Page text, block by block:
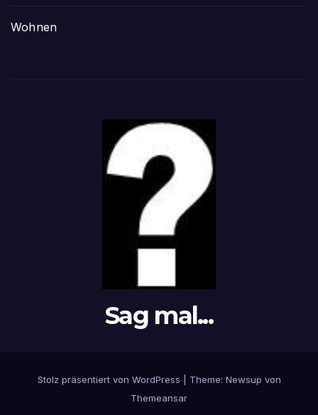
Wohnen
Sag mal...
Stolz präsentiert von WordPress
Theme: Newsup von
Themeansar